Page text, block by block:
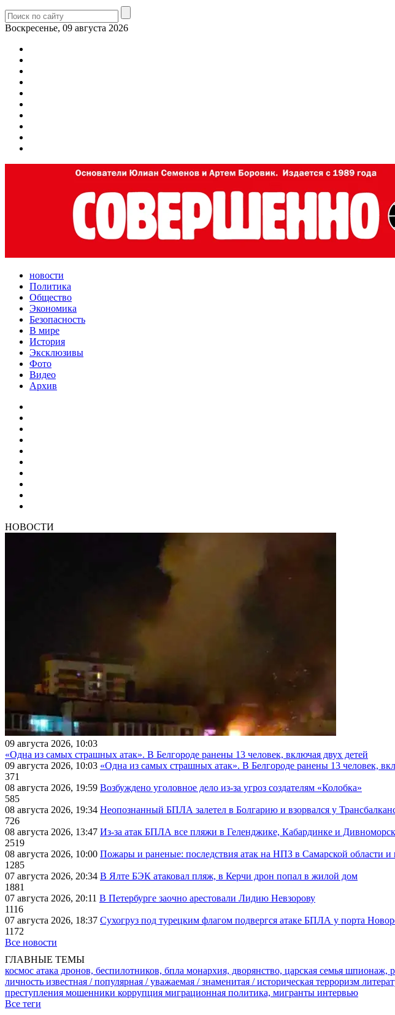
Воскресенье, 09 августа 2026
новости
Политика
Общество
Экономика
Безопасность
В мире
История
Эксклюзивы
Фото
Видео
Архив
НОВОСТИ
09 августа 2026, 10:03
«Одна из самых страшных атак». В Белгороде ранены 13 человек, включая двух детей
09 августа 2026, 10:03 «Одна из самых страшных атак». В Белгороде ранены 13 человек,
371
08 августа 2026, 19:59 Возбуждено уголовное дело из-за угроз создателям «Колобка»
585
08 августа 2026, 19:34 Неопознанный БПЛА залетел в Болгарию и взорвался у
726
08 августа 2026, 13:47 Из-за атак БПЛА все пляжи в Геленджике, Кабардинке и
2519
08 августа 2026, 10:00 Пожары и раненые: последствия атак на НПЗ в Самарской области и
1285
07 августа 2026, 20:34 В Ялте БЭК атаковал пляж, в Керчи дрон попал в жилой дом
1881
07 августа 2026, 20:11 В Петербурге заочно арестовали Лидию Невзорову
1116
07 августа 2026, 18:37 Сухогруз под турецким флагом подвергся атаке БПЛА у порта
1172
Все новости
ГЛАВНЫЕ ТЕМЫ
космос атака дронов, беспилотников, бпла монархия, дворянство, царская семья шпионаж,
личность известная / популярная / уважаемая / знаменитая / историческая терроризм
преступления мошенники коррупция миграционная политика, мигранты интервью
Все теги